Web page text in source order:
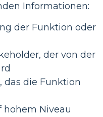
Informationen:
der Funktion oder
der von der
das die Funktion
Niveau